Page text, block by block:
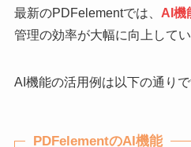
最新のPDFelementでは、 AI機
管理の効率が大幅に向上してい
AI機能の活用例は以下の通りで
PDFelementのAI機能